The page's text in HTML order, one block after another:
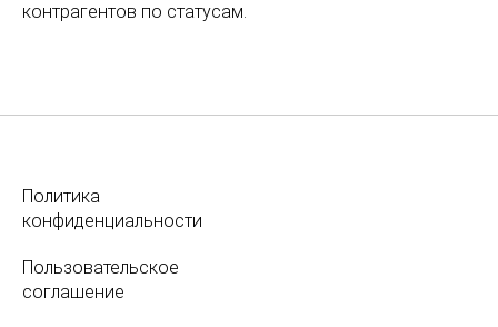
контрагентов по статусам.
Политика
конфиденциальности
Пользовательское
соглашение